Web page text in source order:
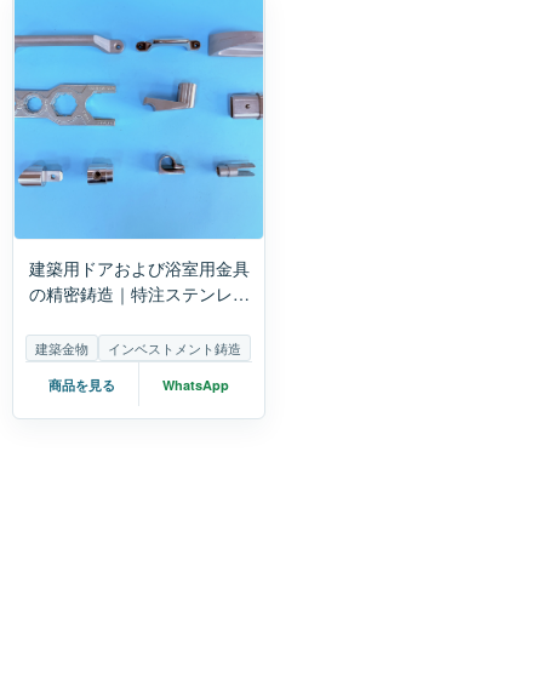
建築用ドアおよび浴室用金具
の精密鋳造｜特注ステンレス
建築金物 インベストメント鋳造
商品を見る WhatsApp